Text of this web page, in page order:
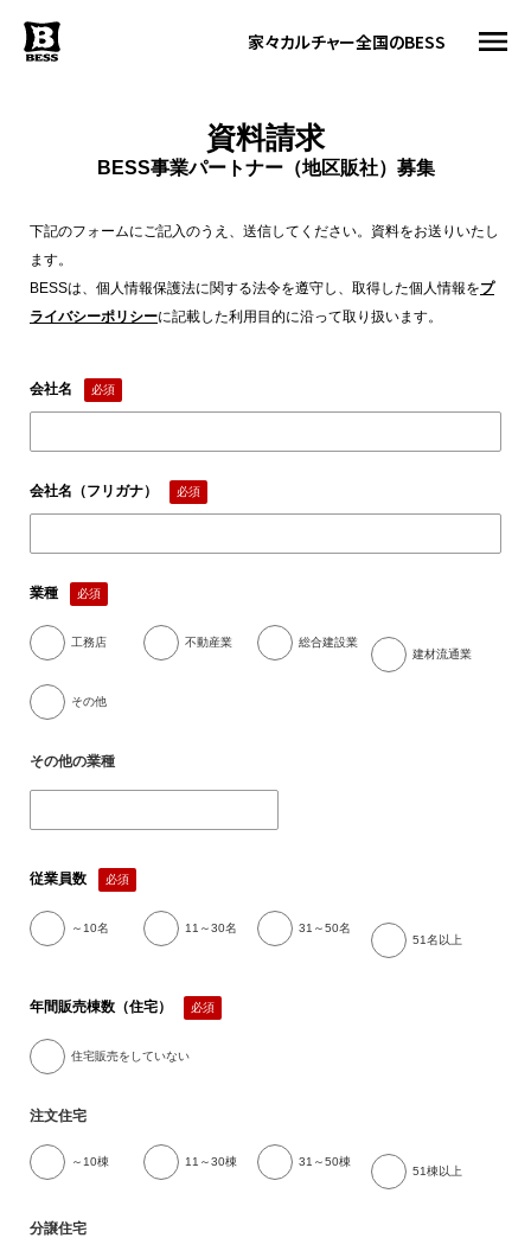
家々カルチャー全国のBESS
BESSの思い
家々
暮らす人
全国のBESS
資料請求
資料請求
BESS事業パートナー（地区販社）募集
下記のフォームにご記入のうえ、送信してください。資料をお送りいたし
ます。
BESSは、個人情報保護法に関する法令を遵守し、取得した個人情報をプ
ライバシーポリシーに記載した利用目的に沿って取り扱います。
会社名 必須
会社名（フリガナ） 必須
業種 必須
工務店 不動産業
総合建設業
建材流通業
その他
その他の業種
従業員数 必須
～10名 11～30名
31～50名
51名以上
年間販売棟数（住宅） 必須
住宅販売をしていない
注文住宅
～10棟 11～30棟 31～50棟
51棟以上
分譲住宅